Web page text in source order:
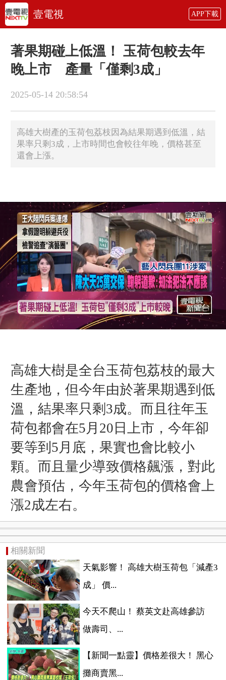
壹電視 APP下載
著果期碰上低溫！ 玉荷包較去年
晚上市 產量「僅剩3成」
2025-05-14 20:58:54
高雄大樹產的玉荷包荔枝因為結果期遇到低溫，結
果率只剩3成，上市時間也會較往年晚，價格甚至
還會上漲。
高雄大樹是全台玉荷包荔枝的最大
生產地，但今年由於著果期遇到低
溫，結果率只剩3成。而且往年玉
荷包都會在5月20日上市，今年卻
要等到5月底，果實也會比較小
顆。而且量少導致價格飆漲，對此
農會預估，今年玉荷包的價格會上
漲2成左右。
相關新聞
天氣影響！ 高雄大樹玉荷包「減產3
成」 價...
今天不爬山！ 蔡英文赴高雄參訪
做壽司、...
【新聞一點靈】價格差很大！ 黑心
攤商賣黑...